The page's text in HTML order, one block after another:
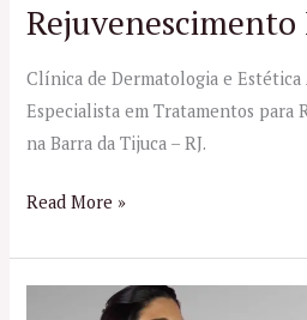
Rejuvenescimento
Clínica de Dermatologia e Estética
Especialista em Tratamentos para
na Barra da Tijuca – RJ.
Read More »
Preenchimento